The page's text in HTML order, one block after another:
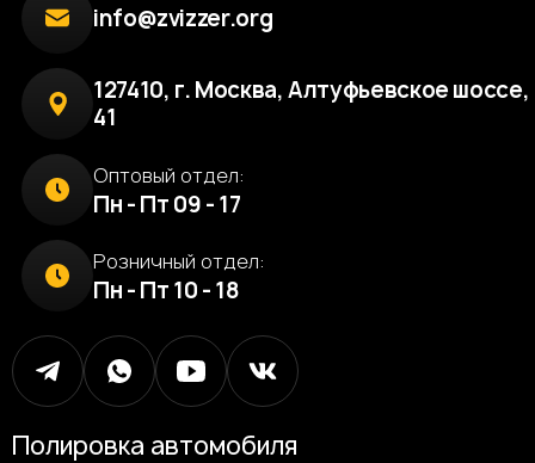
info@zvizzer.org
127410, г. Москва, Алтуфьевское шоссе,
41
Оптовый отдел:
Пн - Пт 09 - 17
Розничный отдел:
Пн - Пт 10 - 18
Полировка автомобиля